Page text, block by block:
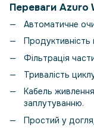
Переваги Azuro
Автоматичне
Фільтрація
Тривалість
Кабель живлення
заплутуванню.
Простий у